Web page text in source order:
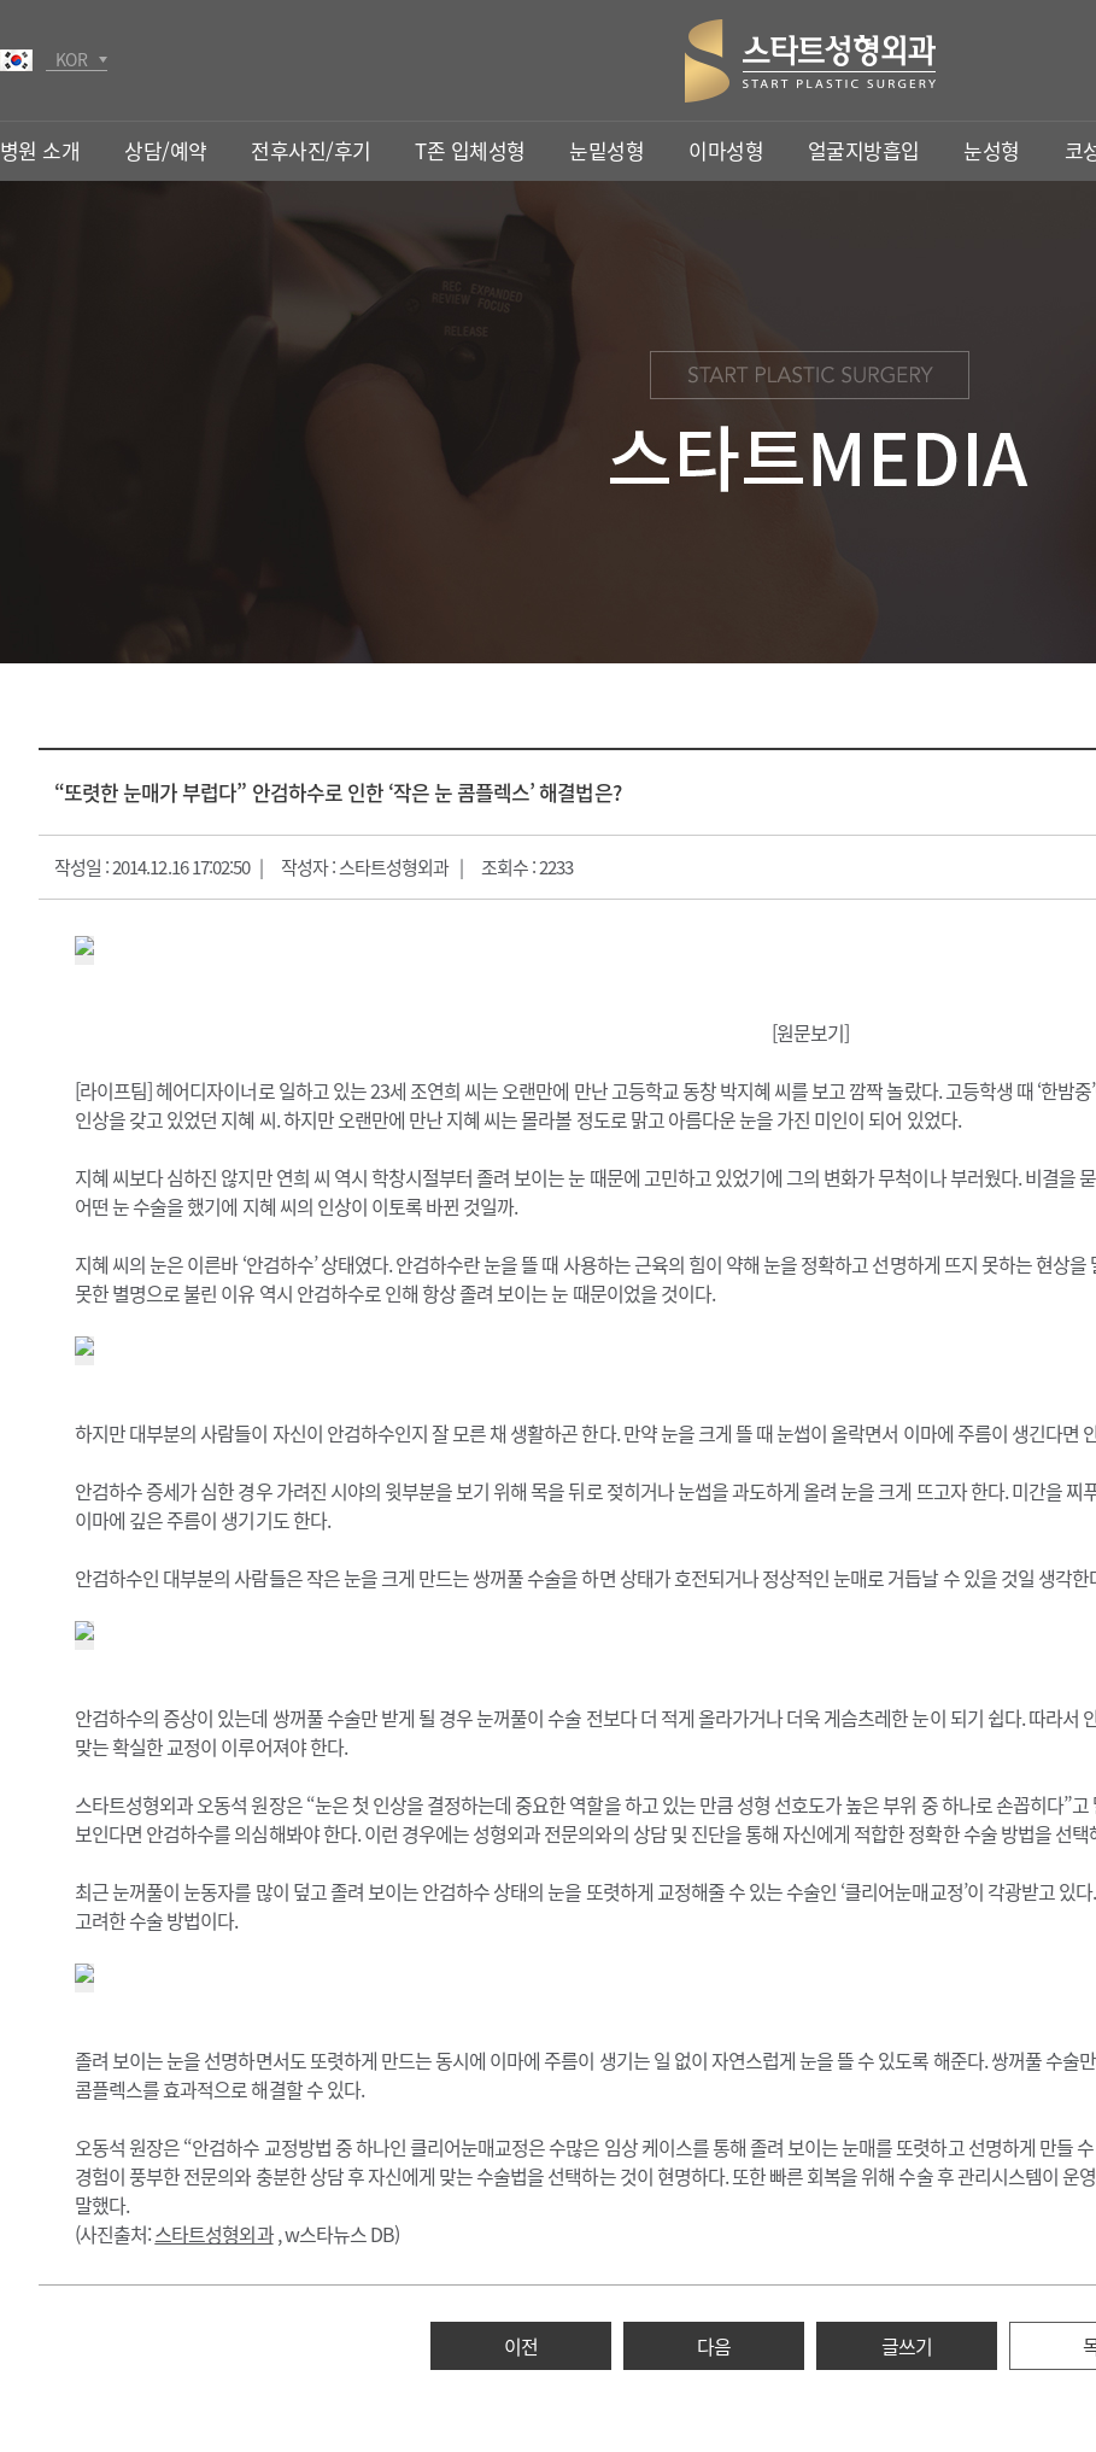
KOR
병원 소개 상담/예약 전후사진/후기 T존 입체성형 눈밑성형 이마성형 얼굴지방흡입 눈성형 코
눈밑성형
LED다크써클
수프(SOOF)하안검
이마성형
눈썹하거상술
쌍꺼풀수술
트임수술
비절개눈매교정
얼굴지방흡입
피부과
병원 소개
진료안내/오시는길
병원 둘러보기
공지사항
온라인상담
전후사진
스타트MEDIA
“또렷한 눈매가 부럽다” 안검하수로 인한 ‘작은 눈 콤플렉스’ 해결법은?
작성일 : 2014.12.16 17:02:50 작성자 : 스타트성형외과 조회수 : 2233
[원문보기]
[라이프팀] 헤어디자이너로 일하고 있는 23세 조연희 씨는 오랜만에 만난 고등학교 동창 박지혜 씨를 보고 깜짝 놀랐다. 고등학생 때 ‘한밤
인상을 갖고 있었던 지혜 씨. 하지만 오랜만에 만난 지혜 씨는 몰라볼 정도로 맑고 아름다운 눈을 가진 미인이 되어 있었다.
지혜 씨보다 심하진 않지만 연희 씨 역시 학창시절부터 졸려 보이는 눈 때문에 고민하고 있었기에 그의 변화가 무척이나 부러웠다. 비결을
어떤 눈 수술을 했기에 지혜 씨의 인상이 이토록 바뀐 것일까.
지혜 씨의 눈은 이른바 ‘안검하수’ 상태였다. 안검하수란 눈을 뜰 때 사용하는 근육의 힘이 약해 눈을 정확하고 선명하게 뜨지 못하는 현상
못한 별명으로 불린 이유 역시 안검하수로 인해 항상 졸려 보이는 눈 때문이었을 것이다.
하지만 대부분의 사람들이 자신이 안검하수인지 잘 모른 채 생활하곤 한다. 만약 눈을 크게 뜰 때 눈썹이 올락면서 이마에 주름이 생긴다면
안검하수 증세가 심한 경우 가려진 시야의 윗부분을 보기 위해 목을 뒤로 젖히거나 눈썹을 과도하게 올려 눈을 크게 뜨고자 한다. 미간을
이마에 깊은 주름이 생기기도 한다.
안검하수인 대부분의 사람들은 작은 눈을 크게 만드는 쌍꺼풀 수술을 하면 상태가 호전되거나 정상적인 눈매로 거듭날 수 있을 것일 생각
안검하수의 증상이 있는데 쌍꺼풀 수술만 받게 될 경우 눈꺼풀이 수술 전보다 더 적게 올라가거나 더욱 게슴츠레한 눈이 되기 쉽다. 따라서
맞는 확실한 교정이 이루어져야 한다.
스타트성형외과 오동석 원장은 “눈은 첫 인상을 결정하는데 중요한 역할을 하고 있는 만큼 성형 선호도가 높은 부위 중 하나로 손꼽히다”
보인다면 안검하수를 의심해봐야 한다. 이런 경우에는 성형외과 전문의와의 상담 및 진단을 통해 자신에게 적합한 정확한 수술 방법을 선
최근 눈꺼풀이 눈동자를 많이 덮고 졸려 보이는 안검하수 상태의 눈을 또렷하게 교정해줄 수 있는 수술인 ‘클리어눈매교정’이 각광받고 있
고려한 수술 방법이다.
졸려 보이는 눈을 선명하면서도 또렷하게 만드는 동시에 이마에 주름이 생기는 일 없이 자연스럽게 눈을 뜰 수 있도록 해준다. 쌍꺼풀 수술
콤플렉스를 효과적으로 해결할 수 있다.
오동석 원장은 “안검하수 교정방법 중 하나인 클리어눈매교정은 수많은 임상 케이스를 통해 졸려 보이는 눈매를 또렷하고 선명하게 만들
경험이 풍부한 전문의와 충분한 상담 후 자신에게 맞는 수술법을 선택하는 것이 현명하다. 또한 빠른 회복을 위해 수술 후 관리시스템이
말했다.
(사진출처:스타트성형외과, w스타뉴스 DB)
이전 다음 글쓰기